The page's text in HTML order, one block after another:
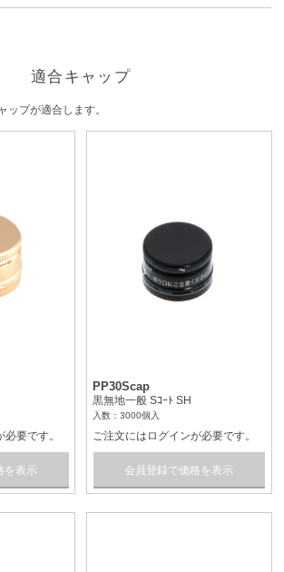
適合キャップ
ップが適合します。
要です。
を表示
PP30Scap
黒無地一般 Sｺｰﾄ SH
入数：3000個入
ご注文にはログインが必要です。
会員登録で価格を表示